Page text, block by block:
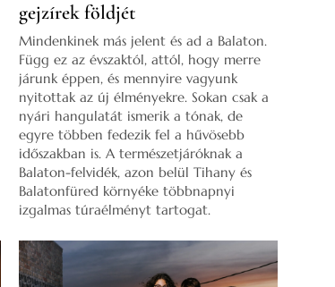
gejzírek földjét
Mindenkinek más jelent és ad a Balaton.
Függ ez az évszaktól, attól, hogy merre
járunk éppen, és mennyire vagyunk
nyitottak az új élményekre. Sokan csak a
nyári hangulatát ismerik a tónak, de
egyre többen fedezik fel a hűvösebb
időszakban is. A természetjáróknak a
Balaton-felvidék, azon belül Tihany és
Balatonfüred környéke többnapnyi
izgalmas túraélményt tartogat.